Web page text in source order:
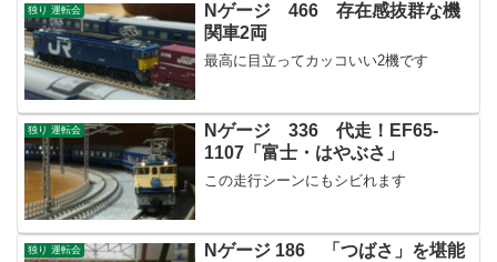
独り 運転会
Nゲージ 466 存在感抜群な機
関車2両
最高に目立ってカッコいい2機です
独り 運転会
Nゲージ 336 代走！EF65-
1107「富士・はやぶさ」
この走行シーンにもシビれます
独り 運転会
Nゲージ 186 「つばさ」を堪能